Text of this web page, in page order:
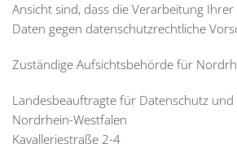
Ansicht sind, dass die Verarbeitung
Daten gegen datenschutzrechtliche
Zuständige Aufsichtsbehörde für
Landesbeauftragte für Datenschutz
Nordrhein-Westfalen
Kavalleriestraße 2-4